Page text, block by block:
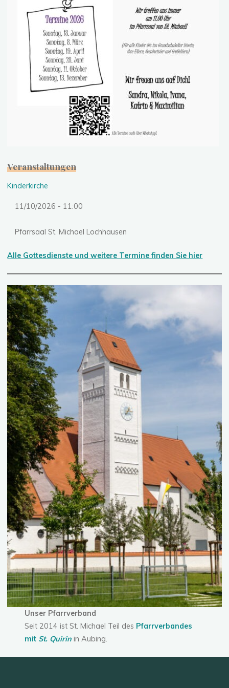
Veranstaltungen
Kinderkirche
11/10/2026 - 11:00
Pfarrsaal St. Michael Lochhausen
Alle Gottesdienste und weitere Termine finden Sie hier
Unser Pfarrverband
Seit 2014 ist St. Michael Teil des Pfarrverbandes
mit St. Quirinin Aubing.